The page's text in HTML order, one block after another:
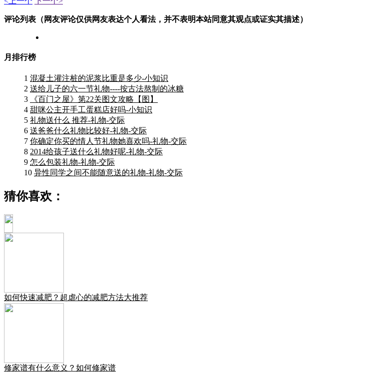
评论列表（网友评论仅供网友表达个人看法，并不表明本站同意其观点或证实其描述）
月排行榜
1 混凝土灌注桩的泥浆比重是多少-小知识
2 送给儿子的六一节礼物----按古法熬制的冰糖
3
《百门之屋》第22关图文攻略【图】
4 甜咪公主开手工蛋糕店好吗-小知识
5 礼物送什么 推荐-礼物-交际
6 送爸爸什么礼物比较好-礼物-交际
7 你确定你买的情人节礼物她喜欢吗-礼物-交际
8 2014给孩子送什么礼物好呢-礼物-交际
9 怎么包装礼物-礼物-交际
10 异性同学之间不能随意送的礼物-礼物-交际
猜你喜欢：
如何快速减肥？超虐心的减肥方法大推荐
修家谱有什么意义？如何修家谱